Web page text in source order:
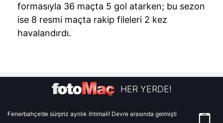
formasıyla 36 maçta 5 gol atarken; bu sezon
ise 8 resmi maçta rakip fileleri 2 kez
havalandırdı.
HER YERDE!
Fenerbahçe’de sürpriz ayrılık ihtimali! Devre arasında gelmişti